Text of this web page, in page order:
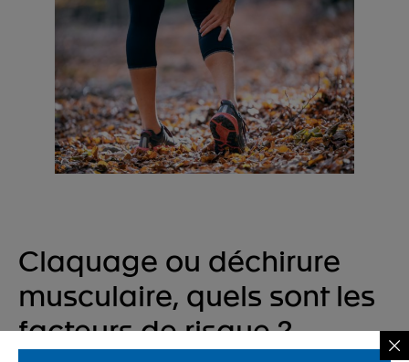
Claquage ou déchirure
musculaire, quels sont les
facteurs de risque ?